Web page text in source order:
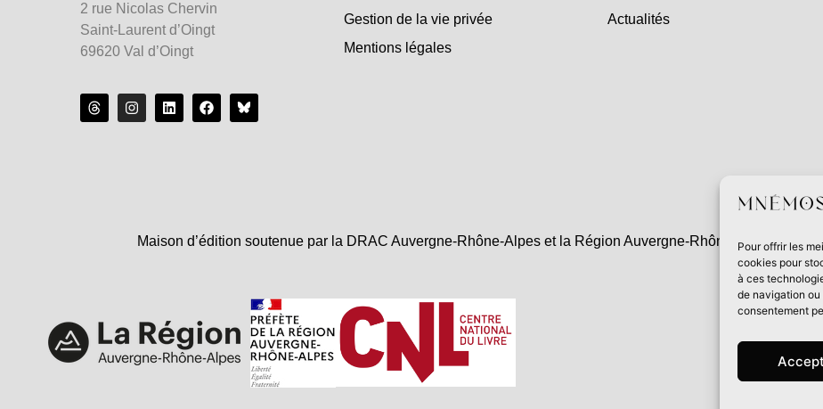
Pour offrir les
cookies pour
à ces
de navigation ou
consentement
2 rue Nicolas Chervin
Saint-Laurent d’Oingt
69620 Val d’Oingt
Gestion de la vie privée
Mentions légales
Actualités
Maison d’édition soutenue par la DRAC Auvergne-Rhône-Alpes et la Région Auvergne-Rhône-Alpes dans